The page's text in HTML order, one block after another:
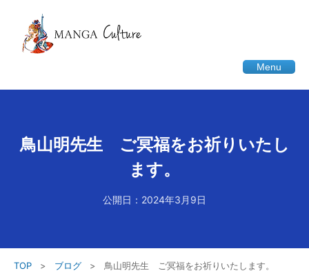
Menu
鳥山明先生 ご冥福をお祈りいたし
ます。
公開日：2024年3月9日
TOP > ブログ > 鳥山明先生 ご冥福をお祈りいたします。